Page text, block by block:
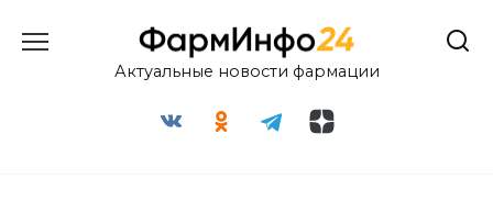
содержаниюАктуальные новости фармации